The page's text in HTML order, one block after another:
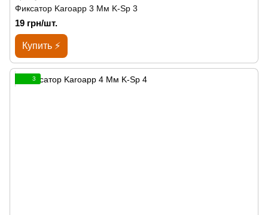
Фиксатор Karoapp 3 Мм K-Sp 3
19 грн/шт.
Купить ⚡
3